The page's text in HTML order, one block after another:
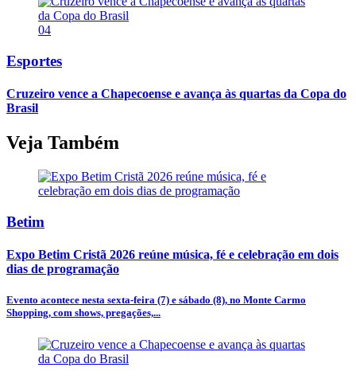
04
Esportes
Cruzeiro vence a Chapecoense e avança às quartas da Copa do
Brasil
Veja Também
Betim
Expo Betim Cristã 2026 reúne música, fé e celebração em dois
dias de programação
Evento acontece nesta sexta-feira (7) e sábado (8), no Monte Carmo
Shopping, com shows, pregações,...